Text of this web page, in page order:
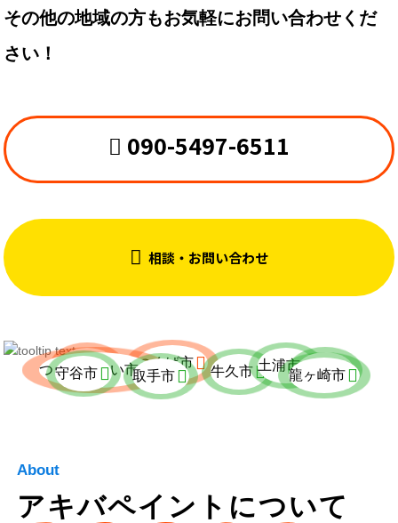
その他の地域の方もお気軽にお問い合わせくだ
さい！
 090-5497-6511
 相談・お問い合わせ
常総市 つくば市
つくばみらい市
守谷市  取手市 牛久市 
土浦市
阿見町
龍ヶ崎市
About
アキバペイントについて